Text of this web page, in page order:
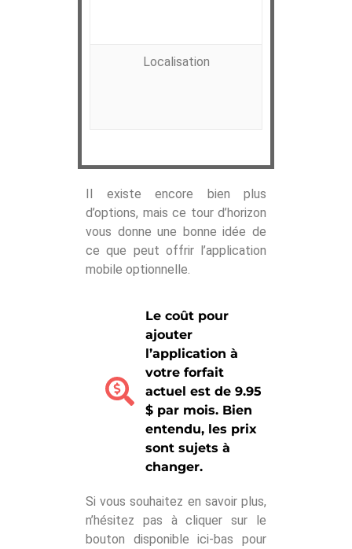
Localisation
Il existe encore bien plus
d’options, mais ce tour d’horizon
vous donne une bonne idée de
ce que peut offrir l’application
mobile optionnelle.
Le coût pour
ajouter
l’application à
votre forfait
actuel est de 9.95
$ par mois. Bien
entendu, les prix
sont sujets à
changer.
Si vous souhaitez en savoir plus,
n’hésitez pas à cliquer sur le
bouton disponible ici-bas pour